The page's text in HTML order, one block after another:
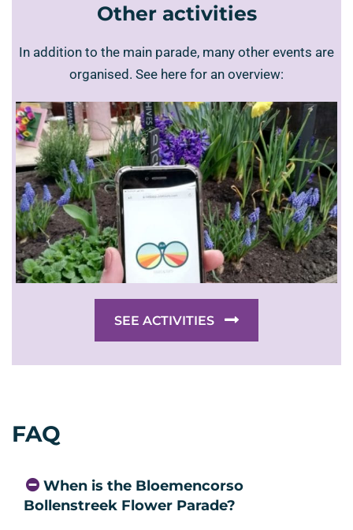
Other activities
In addition to the main parade, many other events are
organised. See here for an overview:
SEE ACTIVITIES
FAQ
When is the Bloemencorso
Bollenstreek Flower Parade?